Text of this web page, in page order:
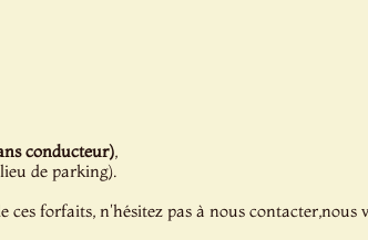
conducteur),
de parking).
forfaits, n'hésitez pas à nous contacter,nous